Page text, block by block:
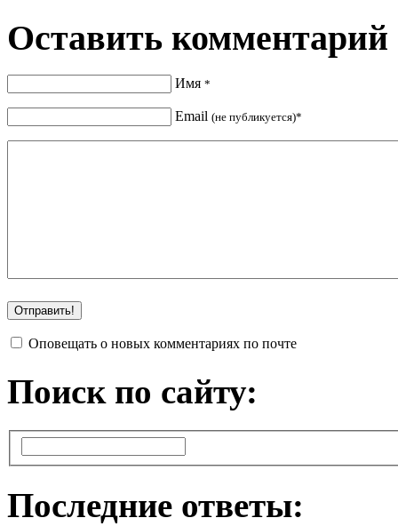
Оставить комментарий
Имя *
Email (не публикуется)*
Оповещать о новых комментариях по почте
Поиск по сайту:
Последние ответы: